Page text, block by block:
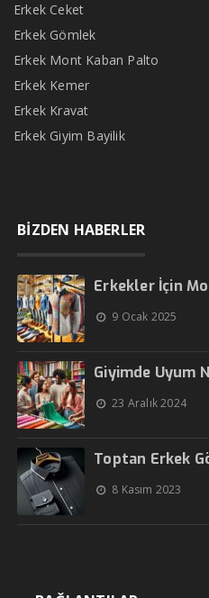
Erkek Ceket
Erkek Gömlek
Erkek Mont Kaban Palto
Erkek Kemer
Erkek Kravat
Erkek Giyim Bayilik
BİZDEN HABERLER
Erkekler İçin
9 Ocak 2025
Giyimde Uyum
23 Aralık 2024
Toptan Erkek
8 Kasım 2023